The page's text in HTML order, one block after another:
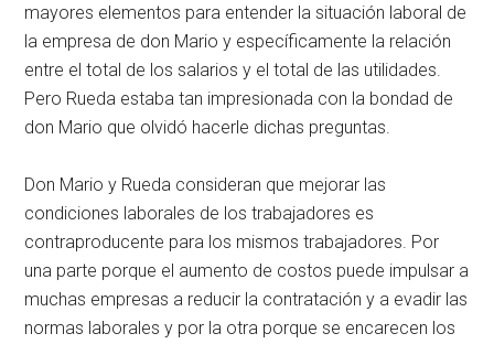
mayores elementos para entender la situación laboral de
la empresa de don Mario y específicamente la relación
entre el total de los salarios y el total de las utilidades.
Pero Rueda estaba tan impresionada con la bondad de
don Mario que olvidó hacerle dichas preguntas.
Don Mario y Rueda consideran que mejorar las
condiciones laborales de los trabajadores es
contraproducente para los mismos trabajadores. Por
una parte porque el aumento de costos puede impulsar a
muchas empresas a reducir la contratación y a evadir las
normas laborales y por la otra porque se encarecen los